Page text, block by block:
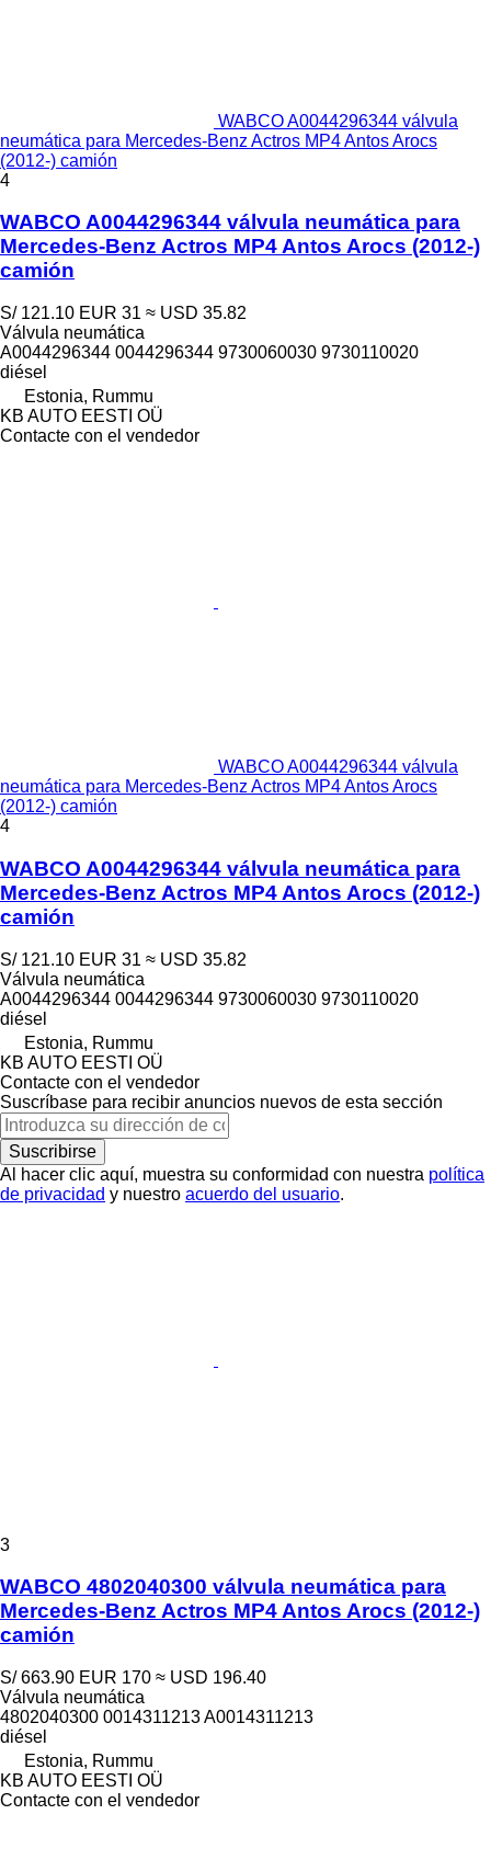
WABCO A0044296344 válvula
neumática para Mercedes-Benz Actros MP4 Antos Arocs
(2012-) camión
4
WABCO A0044296344 válvula neumática para
Mercedes-Benz Actros MP4 Antos Arocs (2012-)
camión
S/ 121.10 EUR 31 ≈ USD 35.82
Válvula neumática
A0044296344 0044296344 9730060030 9730110020
diésel
Estonia, Rummu
KB AUTO EESTI OÜ
Contacte con el vendedor
WABCO A0044296344 válvula
neumática para Mercedes-Benz Actros MP4 Antos Arocs
(2012-) camión
4
WABCO A0044296344 válvula neumática para
Mercedes-Benz Actros MP4 Antos Arocs (2012-)
camión
S/ 121.10 EUR 31 ≈ USD 35.82
Válvula neumática
A0044296344 0044296344 9730060030 9730110020
diésel
Estonia, Rummu
KB AUTO EESTI OÜ
Contacte con el vendedor
Suscríbase para recibir anuncios nuevos de esta sección
Suscribirse
Al hacer clic aquí, muestra su conformidad con nuestra política
de privacidad y nuestro acuerdo del usuario.
3
WABCO 4802040300 válvula neumática para
Mercedes-Benz Actros MP4 Antos Arocs (2012-)
camión
S/ 663.90 EUR 170 ≈ USD 196.40
Válvula neumática
4802040300 0014311213 A0014311213
diésel
Estonia, Rummu
KB AUTO EESTI OÜ
Contacte con el vendedor